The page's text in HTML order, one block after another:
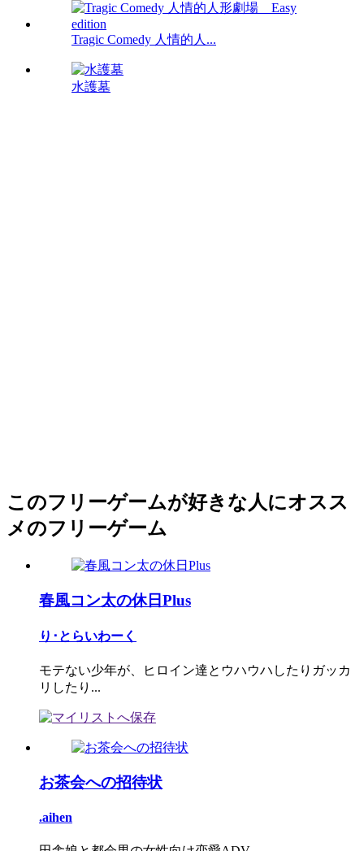
Tragic Comedy 人情的人...
水護墓
このフリーゲームが好きな人にオスス
メのフリーゲーム
春風コン太の休日Plus
り･とらいわーく
モテない少年が、ヒロイン達とウハウハしたりガッカ
リしたり...
お茶会への招待状
.aihen